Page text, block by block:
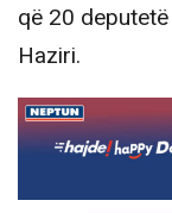
që 20
Haziri.